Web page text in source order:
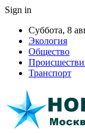
Sign in
Суббота, 8
Экология
Общество
Транспорт